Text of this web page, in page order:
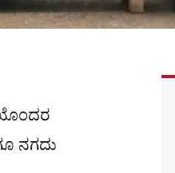
ನಗದು